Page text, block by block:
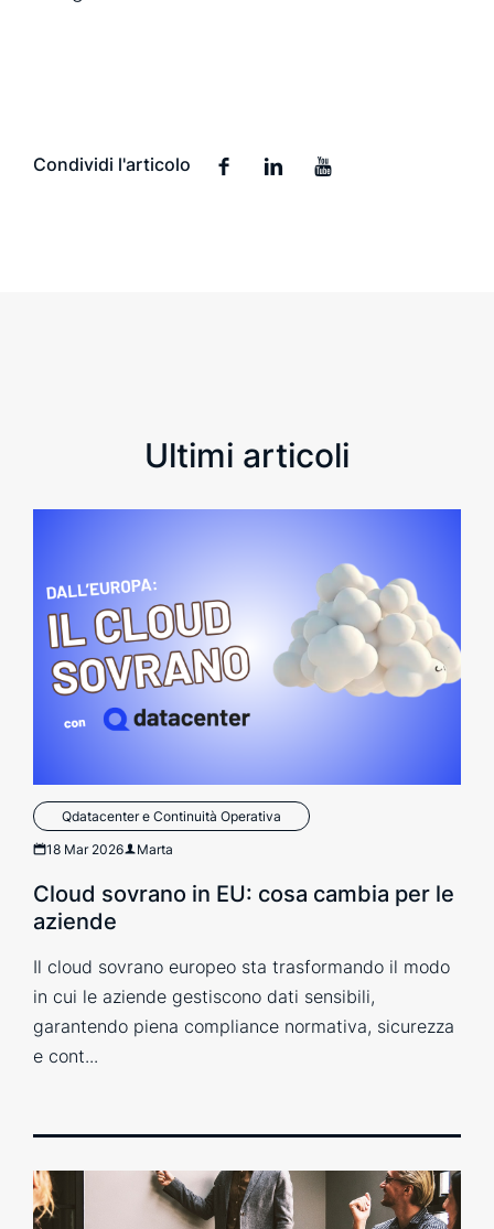
Condividi l'articolo
Ultimi articoli
Qdatacenter e Continuità Operativa
18 Mar 2026 Marta
Cloud sovrano in EU: cosa cambia per le
aziende
Il cloud sovrano europeo sta trasformando il modo
in cui le aziende gestiscono dati sensibili,
garantendo piena compliance normativa, sicurezza
e cont...